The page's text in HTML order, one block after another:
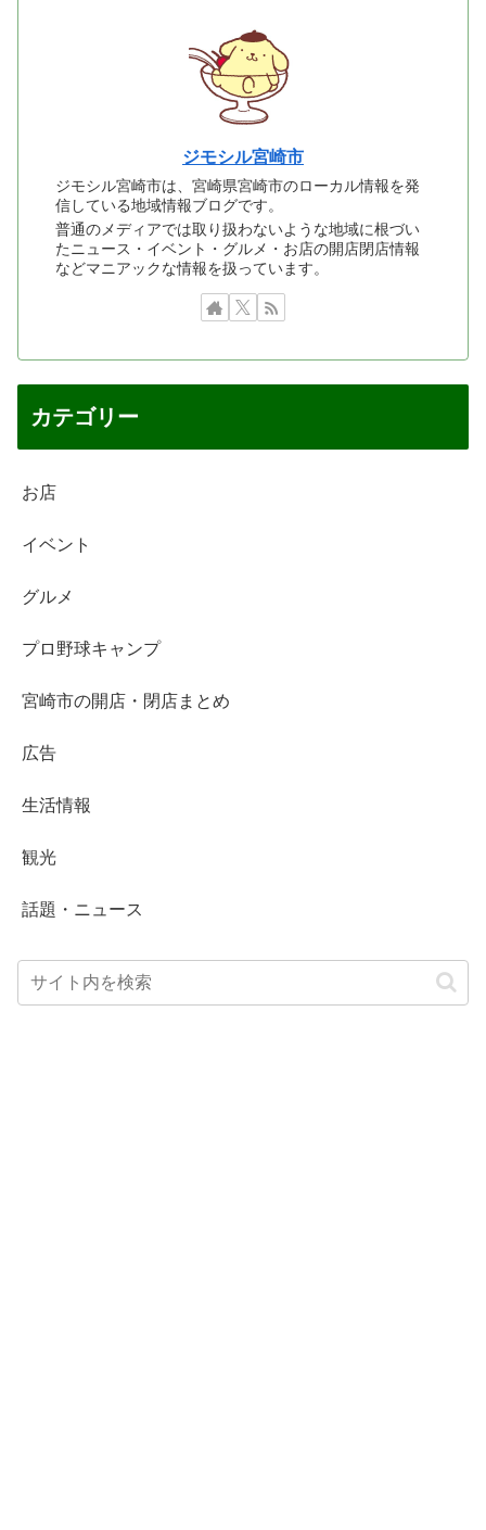
ジモシル宮崎市
ジモシル宮崎市は、宮崎県宮崎市のローカル情報を発
信している地域情報ブログです。
普通のメディアでは取り扱わないような地域に根づい
たニュース・イベント・グルメ・お店の開店閉店情報
などマニアックな情報を扱っています。
カテゴリー
お店
イベント
グルメ
プロ野球キャンプ
宮崎市の開店・閉店まとめ
広告
生活情報
観光
話題・ニュース